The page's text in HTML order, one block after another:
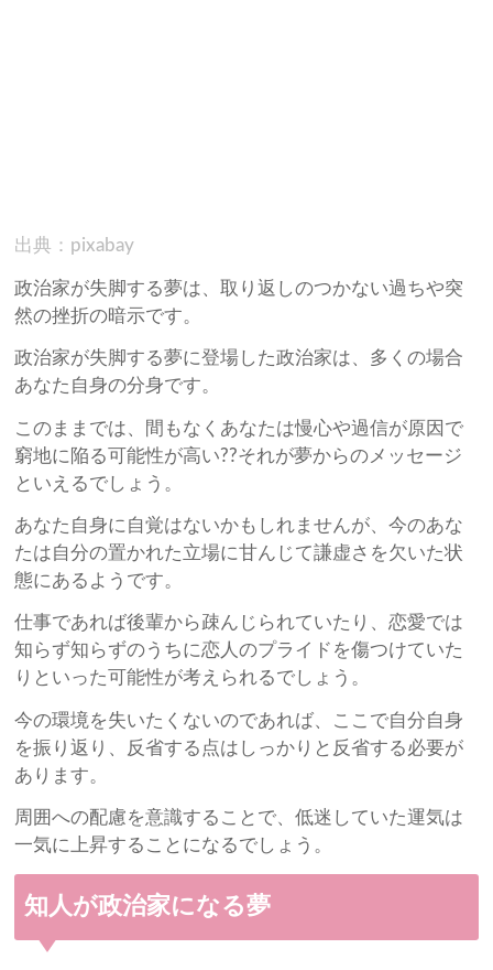
出典：pixabay
政治家が失脚する夢は、取り返しのつかない過ちや突
然の挫折の暗示です。
政治家が失脚する夢に登場した政治家は、多くの場合
あなた自身の分身です。
このままでは、間もなくあなたは慢心や過信が原因で
窮地に陥る可能性が高い??それが夢からのメッセージ
といえるでしょう。
あなた自身に自覚はないかもしれませんが、今のあな
たは自分の置かれた立場に甘んじて謙虚さを欠いた状
態にあるようです。
仕事であれば後輩から疎んじられていたり、恋愛では
知らず知らずのうちに恋人のプライドを傷つけていた
りといった可能性が考えられるでしょう。
今の環境を失いたくないのであれば、ここで自分自身
を振り返り、反省する点はしっかりと反省する必要が
あります。
周囲への配慮を意識することで、低迷していた運気は
一気に上昇することになるでしょう。
知人が政治家になる夢